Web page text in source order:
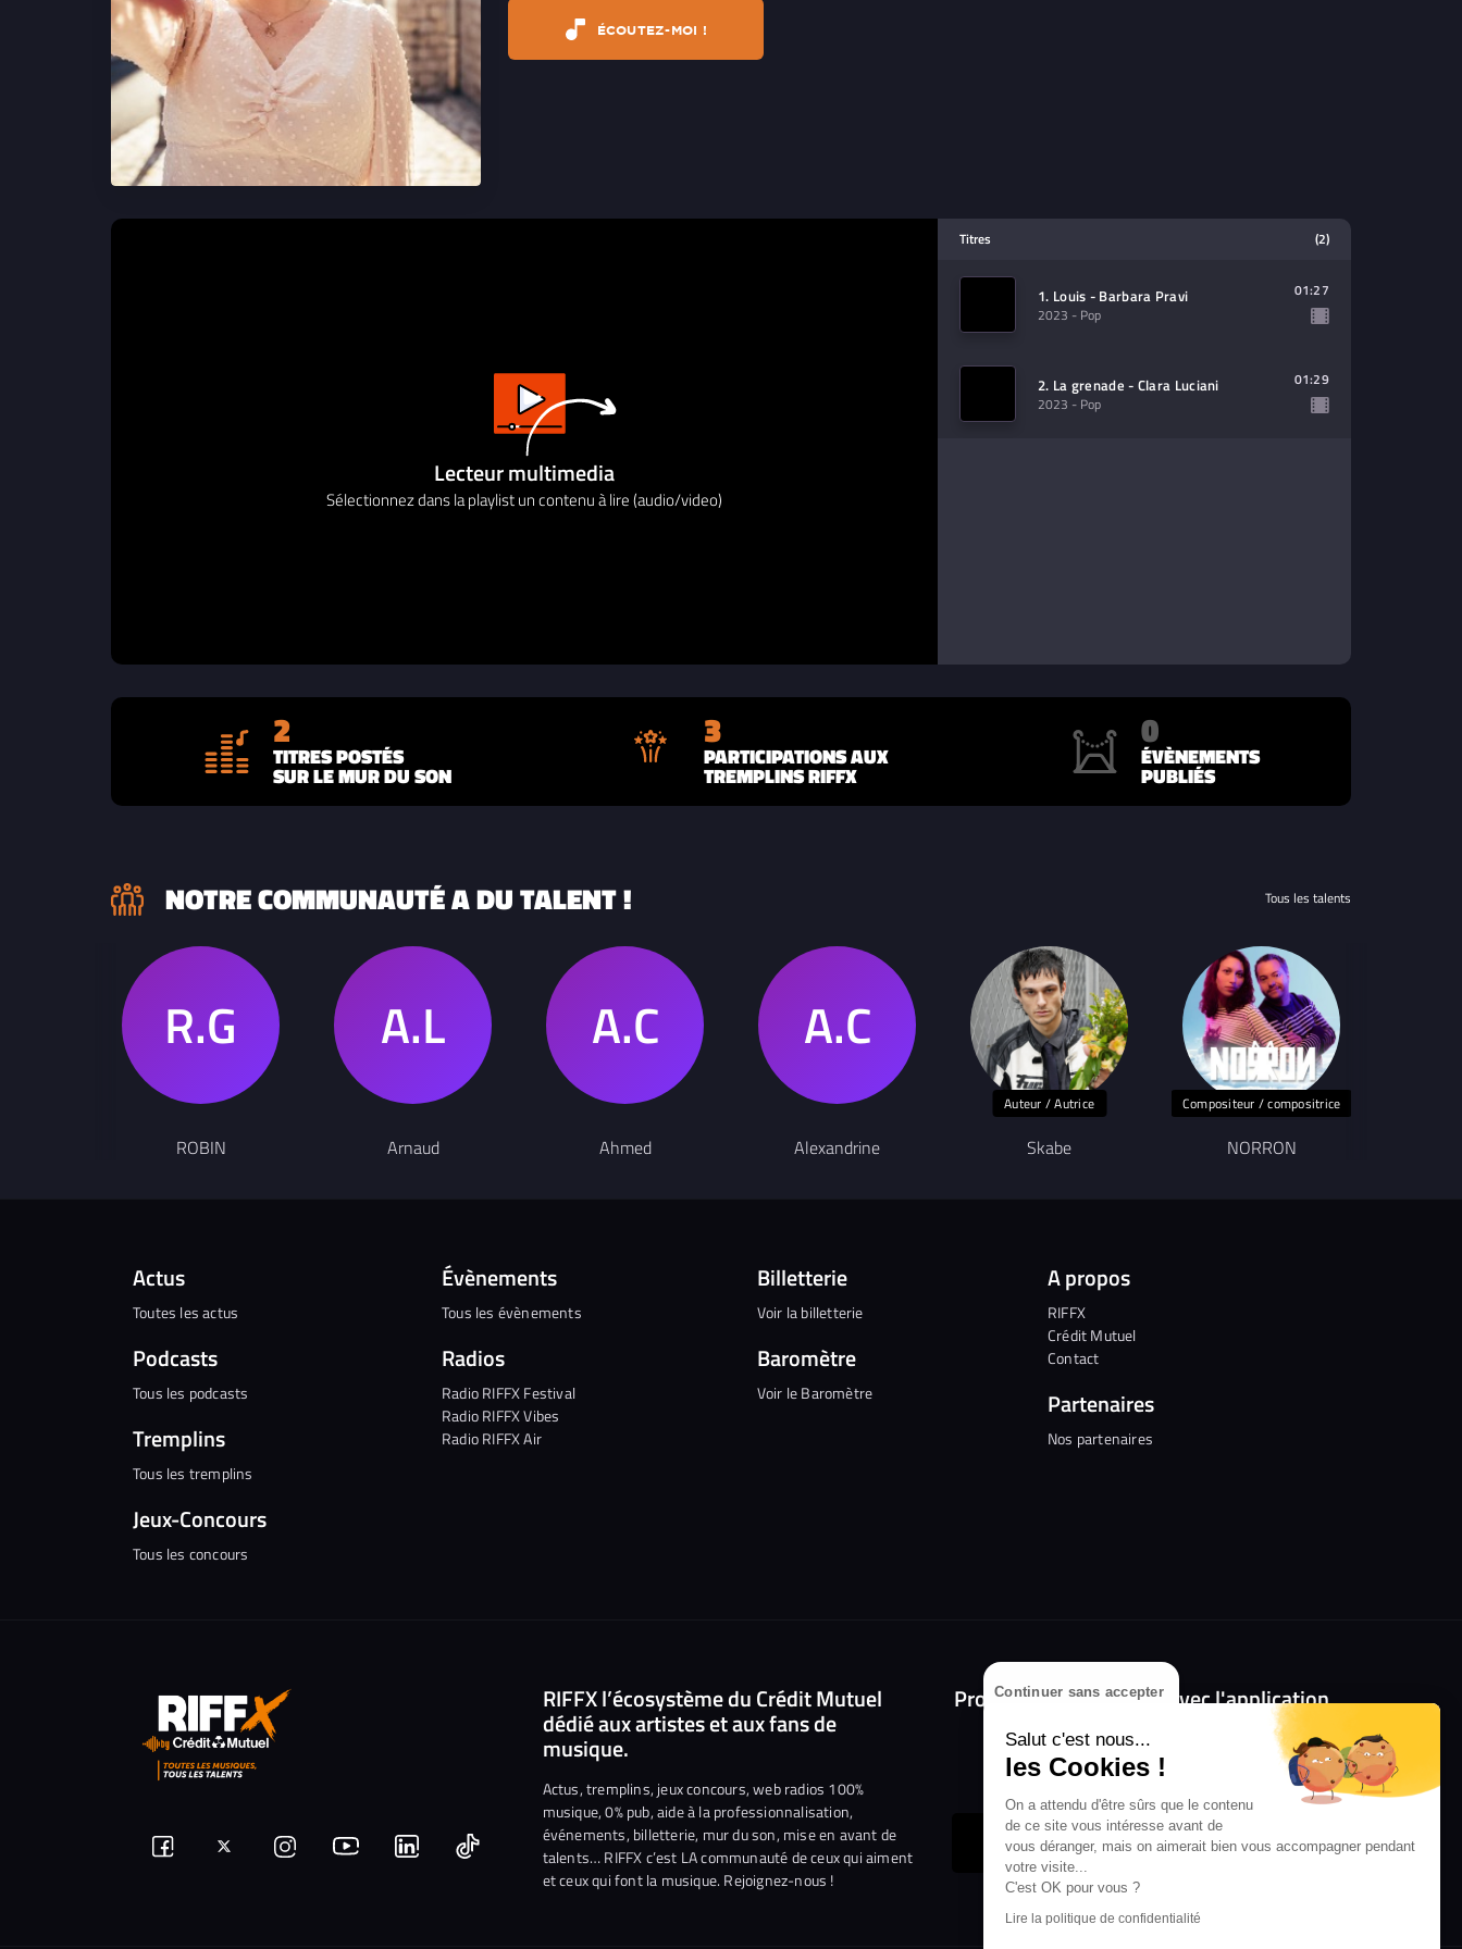
Continuer sans accepter
Salut c'est nous...
les Cookies !
On a attendu d'être sûrs que le contenu
de ce site vous intéresse avant de
vous déranger, mais on aimerait bien vous accompagner pendant
votre visite...
C'est OK pour vous ?
Lire la politique de confidentialité
ÉCOUTEZ-MOI !
Lecteur multimedia
Sélectionnez dans la playlist un contenu à lire (audio/video)
Titres (2)
1. Louis - Barbara Pravi
2023 - Pop
01:27
2. La grenade - Clara Luciani
2023 - Pop
01:29
2
TITRES POSTÉS
SUR LE MUR DU SON
3
PARTICIPATIONS AUX
TREMPLINS RIFFX
0
ÉVÈNEMENTS
PUBLIÉS
NOTRE COMMUNAUTÉ A DU TALENT ! Tous les talents
ROBIN Arnaud Ahmed Alexandrine
Auteur / Autrice
Skabe
Compositeur / compositrice
NORRON
Actus
Toutes les actus
Podcasts
Tous les podcasts
Tremplins
Tous les tremplins
Jeux-Concours
Tous les concours
Évènements
Tous les évènements
Radios
Radio RIFFX Festival
Radio RIFFX Vibes
Radio RIFFX Air
Billetterie
Voir la billetterie
Baromètre
Voir le Baromètre
A propos
RIFFX
Crédit Mutuel
Contact
Partenaires
Nos partenaires
Suivez-Suivez-Nous
NousNous Nous
RIFFX l’écosystème du Crédit Mutuel
dédié aux artistes et aux fans de
musique.
Actus, tremplins, jeux concours, web radios 100%
musique, 0% pub, aide à la professionnalisation,
événements, billetterie, mur du son, mise en avant de
talents… RIFFX c’est LA communauté de ceux qui aiment
et ceux qui font la musique. Rejoignez-nous !
Prolongez l'expérience avec l'application
RIFFX !
Disponible sur l'App Store et Google Play